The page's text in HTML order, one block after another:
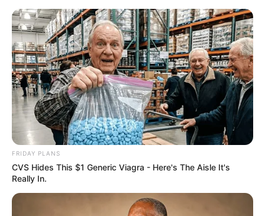
FRIDAY PLANS
CVS Hides This $1 Generic Viagra - Here's The Aisle It's
Really In.